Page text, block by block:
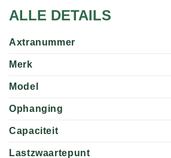
ALLE DETAILS
Axtranummer
Merk
Model
Ophanging
Capaciteit
Lastzwaartepunt